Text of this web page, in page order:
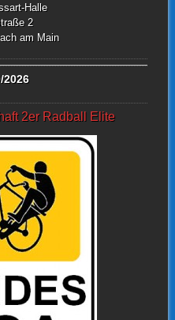
Halle
2
am Main
2026
2er Radball Elite